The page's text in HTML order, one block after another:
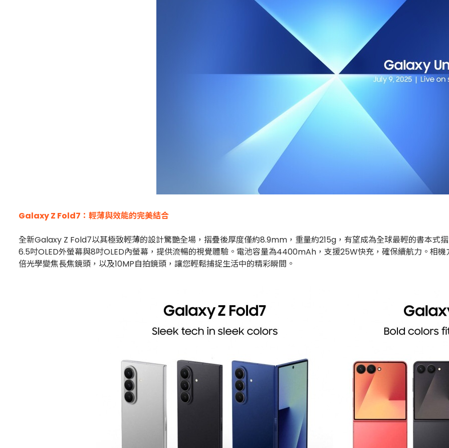
Galaxy Z Fold7：輕薄與效能的完美結合
全新Galaxy Z Fold7以其極致輕薄的設計驚艷全場，摺疊後厚度僅約8.9mm，重量約215g，有望成為全球最輕的書本
6.5吋OLED外螢幕與8吋OLED內螢幕，提供流暢的視覺體驗。電池容量為4400mAh，支援25W快充，確保續航力。相
倍光學變焦長焦鏡頭，以及10MP自拍鏡頭，讓您輕鬆捕捉生活中的精彩瞬間。